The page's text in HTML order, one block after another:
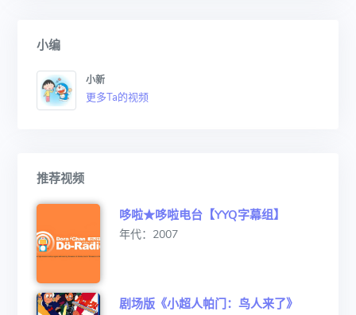
小编
小新
更多Ta的视频
推荐视频
哆啦★哆啦电台【YYQ字幕组】
年代：2007
剧场版《小超人帕门：鸟人来了》